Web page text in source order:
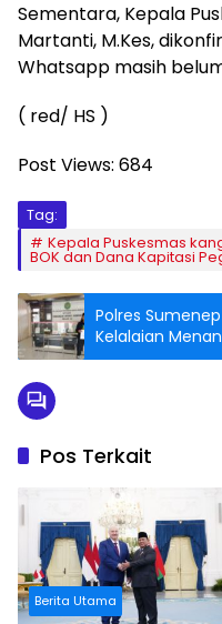
Sementara, Kepala
Martanti, M.Kes,
Whatsapp masih
( red/ HS )
Post Views: 684
Tag:
Kepala Puskesmas
BOK dan Dana Kapitasi
Polres
Kelalaian
Pos Terkait
Berita Utama